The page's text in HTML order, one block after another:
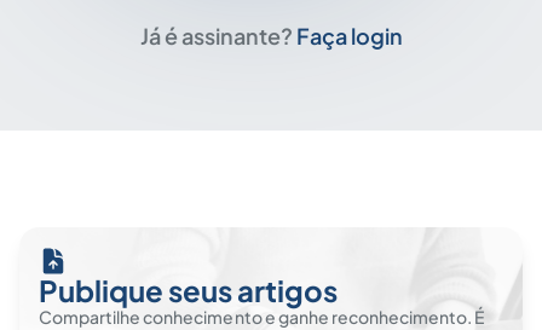
Já é assinante? Faça login
Publique seus artigos
Compartilhe conhecimento e ganhe reconhecimento. É